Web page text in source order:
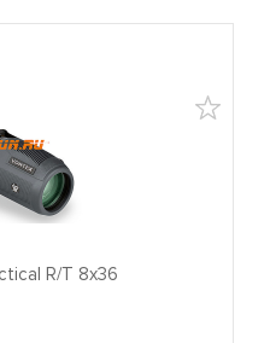
R/T 8x36